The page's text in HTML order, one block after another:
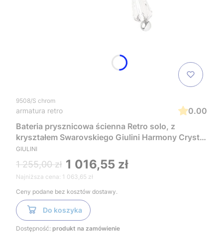
9508/S chrom
armatura retro
0.00
Bateria prysznicowa ścienna Retro solo, z
kryształem Swarovskiego Giulini Harmony Crystal
9508/S chrom
GIULINI
1 255,00 zł 1 016,55 zł
Najniższa cena: 1 063,65 zł
Ceny podane bez kosztów dostawy.
Do koszyka
Dostępność: produkt na zamówienie